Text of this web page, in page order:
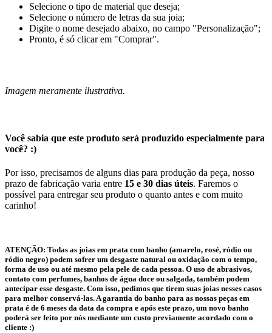
Selecione o tipo de material que deseja;
Selecione o número de letras da sua joia;
Digite o nome desejado abaixo, no campo "Personalização";
Pronto, é só clicar em "Comprar".
Imagem meramente ilustrativa.
Você sabia que este produto será produzido especialmente para
você? :)
Por isso, precisamos de alguns dias para produção da peça, nosso
prazo de fabricação varia entre 15 e 30 dias úteis. Faremos o
possível para entregar seu produto o quanto antes e com muito
carinho!
ATENÇÃO: Todas as joias em prata com banho (amarelo, rosé, ródio ou
ródio negro) podem sofrer um desgaste natural ou oxidação com o tempo,
forma de uso ou até mesmo pela pele de cada pessoa. O uso de abrasivos,
contato com perfumes, banhos de água doce ou salgada, também podem
antecipar esse desgaste. Com isso, pedimos que tirem suas joias nesses casos
para melhor conservá-las. A garantia do banho para as nossas peças em
prata é de 6 meses da data da compra e após este prazo, um novo banho
poderá ser feito por nós mediante um custo previamente acordado com o
cliente :)